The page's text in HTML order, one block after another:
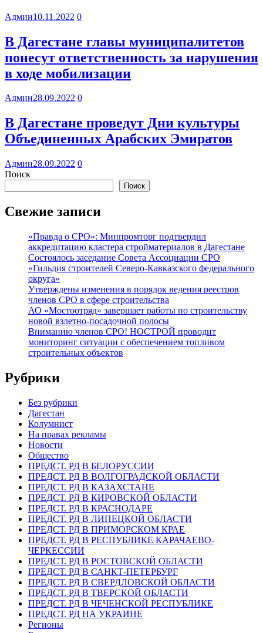
Админ10.11.2022 0
В Дагестане главы муниципалитетов
понесут ответственность за нарушения
в ходе мобилизации
Админ28.09.2022 0
В Дагестане проведут Дни культуры
Объединенных Арабских Эмиратов
Админ28.09.2022 0
Поиск
Поиск
Свежие записи
«Правда о СРО»: Минпромторг подтвердил
аккредитацию кластера стройматериалов в Дагестане
Состоялось заседание Совета Ассоциации СРО
«Гильдия строителей Северо-Кавказского федерального
округа»
Утверждены изменения в порядок ведения реестров
членов СРО в сфере строительства
АО «Мостоотряд» завершает работы по строительству
новой взлетно-посадочной полосы
Вниманию членов СРО! НОСТРОЙ проводит
мониторинг ситуации с обеспечением топливом
строительных объектов
Рубрики
Без рубрики
Дагестан
Колумнист
На правах рекламы
Новости
Общество
ПРЕДСТ. РД В БЕЛОРУССИИ
ПРЕДСТ. РД В ВОЛГОГРАДСКОЙ ОБЛАСТИ
ПРЕДСТ. РД В КАЗАХСТАНЕ
ПРЕДСТ. РД В КИРОВСКОЙ ОБЛАСТИ
ПРЕДСТ. РД В КРАСНОДАРЕ
ПРЕДСТ. РД В ЛИПЕЦКОЙ ОБЛАСТИ
ПРЕДСТ. РД В ПРИМОРСКОМ КРАЕ
ПРЕДСТ. РД В РЕСПУБЛИКЕ КАРАЧАЕВО-
ЧЕРКЕССИИ
ПРЕДСТ. РД В РОСТОВСКОЙ ОБЛАСТИ
ПРЕДСТ. РД В САНКТ-ПЕТЕРБУРГ
ПРЕДСТ. РД В СВЕРДЛОВСКОЙ ОБЛАСТИ
ПРЕДСТ. РД В ТВЕРСКОЙ ОБЛАСТИ
ПРЕДСТ. РД В ЧЕЧЕНСКОЙ РЕСПУБЛИКЕ
ПРЕДСТ. РД НА УКРАИНЕ
Регионы